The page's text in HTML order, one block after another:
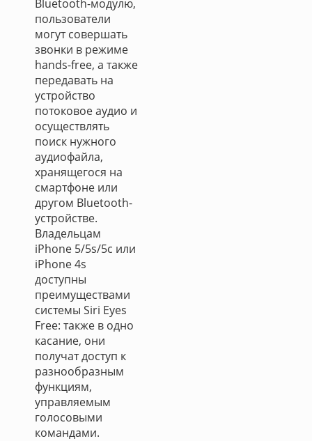
Bluetooth-модулю,
пользователи
могут совершать
звонки в режиме
hands-free, а также
передавать на
устройство
потоковое аудио и
осуществлять
поиск нужного
аудиофайла,
хранящегося на
смартфоне или
другом Bluetooth-
устройстве.
Владельцам
iPhone 5/5s/5c или
iPhone 4s
доступны
преимуществами
системы Siri Eyes
Free: также в одно
касание, они
получат доступ к
разнообразным
функциям,
управляемым
голосовыми
командами.